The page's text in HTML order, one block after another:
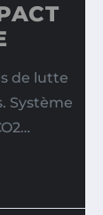
de lutte
Système